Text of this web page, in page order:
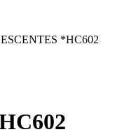
*HC602